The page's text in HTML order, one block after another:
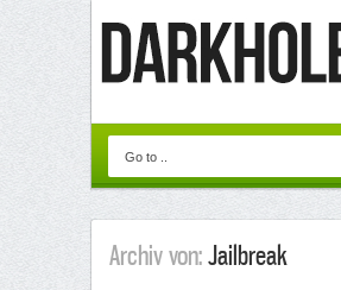
Archiv von:Jailbreak